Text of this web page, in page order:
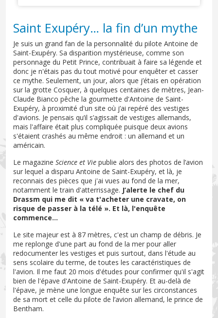
Saint Exupéry… la fin d’un mythe
Je suis un grand fan de la personnalité du pilote Antoine de
Saint-Exupéry. Sa disparition mystérieuse, comme son
personnage du Petit Prince, contribuait à faire sa légende et
donc je n'étais pas du tout motivé pour enquêter et casser
ce mythe. Seulement, un jour, alors que j’étais en opération
sur la grotte Cosquer, à quelques centaines de mètres, Jean-
Claude Bianco pêche la gourmette d'Antoine de Saint-
Exupéry, à proximité d'un site où j’ai repéré des vestiges
d'avions. Je pensais qu’il s’agissait de vestiges allemands,
mais l'affaire était plus compliquée puisque deux avions
s'étaient crashés au même endroit : un allemand et un
américain.
Le magazine Science et Vie publie alors des photos de l’avion
sur lequel a disparu Antoine de Saint-Exupéry, et là, je
reconnais des pièces que j'ai vues au fond de la mer,
notamment le train d'atterrissage. J’alerte le chef du
Drassm qui me dit « va t'acheter une cravate, on
risque de passer à la télé ». Et là, l'enquête
commence...
Le site majeur est à 87 mètres, c'est un champ de débris. Je
me replonge d'une part au fond de la mer pour aller
redocumenter les vestiges et puis surtout, dans l'étude au
sens scolaire du terme, de toutes les caractéristiques de
l'avion. Il me faut 20 mois d'études pour confirmer qu'il s'agit
bien de l'épave d'Antoine de Saint-Exupéry. Et au-delà de
l'épave, je mène une longue enquête sur les circonstances
de sa mort et celle du pilote de l’avion allemand, le prince de
Bentham.